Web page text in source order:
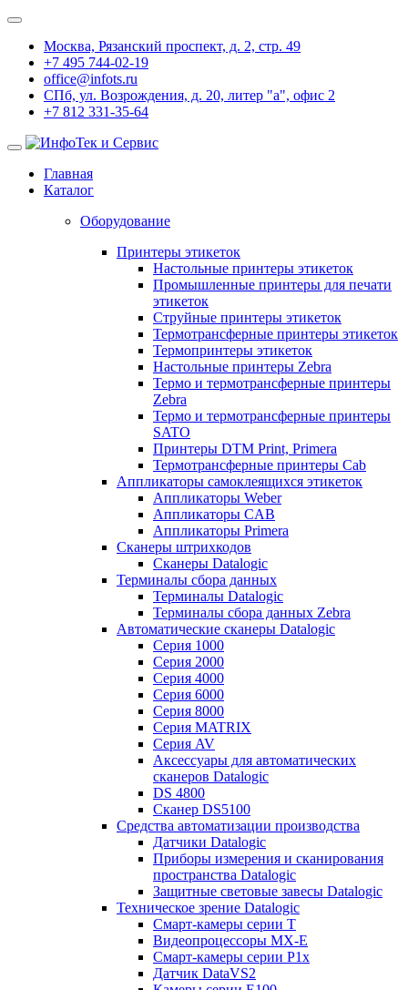
Москва, Рязанский проспект, д. 2, стр. 49
+7 495 744-02-19
office@infots.ru
СПб, ул. Возрождения, д. 20, литер "a", офис 2
+7 812 331-35-64
Главная
Каталог
Оборудование
Принтеры этикеток
Настольные принтеры этикеток
Промышленные принтеры для печати
этикеток
Струйные принтеры этикеток
Термотрансферные принтеры этикеток
Термопринтеры этикеток
Настольные принтеры Zebra
Термо и термотрансферные принтеры
Zebra
Термо и термотрансферные принтеры
SATO
Принтеры DTM Print, Primera
Термотрансферные принтеры Cab
Аппликаторы самоклеящихся этикеток
Аппликаторы Weber
Аппликаторы CAB
Аппликаторы Primera
Сканеры штрихкодов
Сканеры Datalogic
Терминалы сбора данных
Терминалы Datalogic
Терминалы сбора данных Zebra
Автоматические сканеры Datalogic
Серия 1000
Серия 2000
Серия 4000
Серия 6000
Серия 8000
Серия MATRIX
Серия AV
Аксессуары для автоматических
сканеров Datalogic
DS 4800
Сканер DS5100
Средства автоматизации производства
Датчики Datalogic
Приборы измерения и сканирования
пространства Datalogic
Защитные световые завесы Datalogic
Техническое зрение Datalogic
Смарт-камеры серии T
Видеопроцессоры MX-E
Смарт-камеры серии P1x
Датчик DataVS2